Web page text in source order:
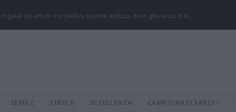
regalai ispantus: est mellus scumiti apitzus de is giòvunus o is…
SERIE C SERIE D ECCELLENZA CAMPIONATI SARDI